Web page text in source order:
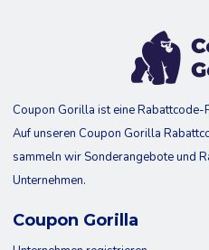
Coupon Gorilla ist eine
Auf unseren Coupon Gorilla
sammeln wir Sonderangebote und
Unternehmen.
Coupon Gorilla